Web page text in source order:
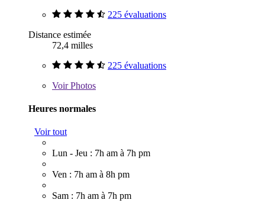
225 évaluations
Distance estimée
72,4 milles
225 évaluations
VoirPhotos
Heures normales
Voir tout
Lun - Jeu : 7h am à 7h pm
Ven : 7h am à 8h pm
Sam : 7h am à 7h pm